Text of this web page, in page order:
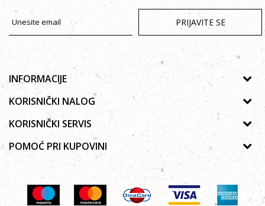
PRIJAVITE SE
INFORMACIJE
O nama
Galerija
Saradnja
KORISNIČKI NALOG
Uputsvo za registraciju
Zaboravljena lozinka
Moja korpa
KORISNIČKI SERVIS
Politika privatnosti
Autorska prava
Uslovi korišćenja
Uslovi isporuke
POMOĆ PRI KUPOVINI
Kako kupiti Online
Poručivanje telefonom ili e-mailom
Najčešća pitanja